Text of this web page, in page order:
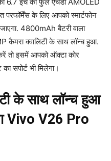
परफॉर्मेंस के लिए आपको स्मार्टफोन
4800mAh बैटरी वाला
कैमरा क्वालिटी के साथ लॉन्च हुआ.
तो इसमें आपको ऑक्टा कोर
सपोर्ट भी मिलेगा।
के साथ लॉन्च हुआ
Vivo V26 Pro